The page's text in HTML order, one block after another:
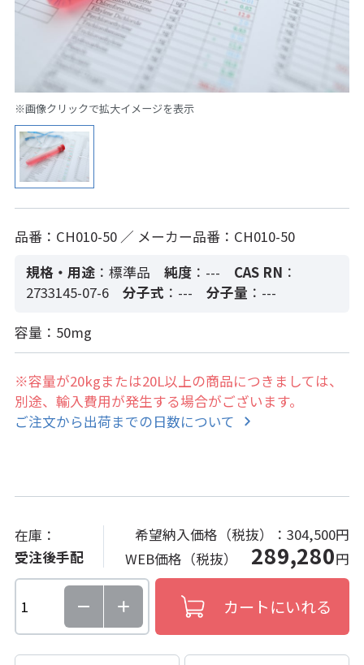
※画像クリックで拡大イメージを表示
品番：CH010-50 ／ メーカー品番：CH010-50
規格・用途 ：標準品 純度：--- CAS RN ：
2733145-07-6
分子式 ：--- 分子量 ：---
容量：50mg
※容量が20kgまたは20L以上の商品につきましては、
別途、輸入費用が発生する場合がございます。
ご注文から出荷までの日数について
在庫：
受注後手配
希望納入価格（税抜）：304,500円
WEB価格（税抜） 289,280円